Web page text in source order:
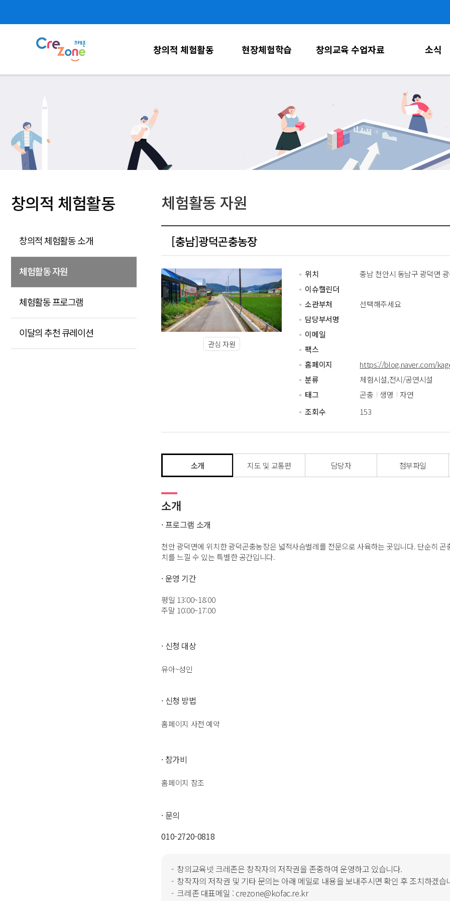
창의적 체험활동 현장체험학습 창의교육 수업자료 소식
창의적 체험활동
창의적 체험활동 소개
체험활동 자원
체험활동 프로그램
이달의 추천 큐레이션
체험활동 자원
[충남]광덕곤충농장
관심 자원
위치
충남 천안시 동남구 광덕면
이슈캘린더
소관부처
선택해주세요
담당부서명
이메일
팩스
홈페이지
https://blog.naver.com/
분류
체험시설,전시/공연시설
태그
곤충 생명
자연
조회수
153
소개 지도 및 교통편 담당자 첨부파일
소개
· 프로그램 소개
천안 광덕면에 위치한 광덕곤충농장은 넓적사슴벌레를 전문으로 사육하는 곳입니다. 단순히
치를 느낄 수 있는 특별한 공간입니다.
· 운영 기간
평일 13:00~18:00
주말 10:00~17:00
· 신청 대상
유아~성인
· 신청 방법
홈페이지 사전 예약
· 참가비
홈페이지 참조
· 문의
010-2720-0818
창의교육넷 크레존은 창작자의 저작권을 존중하여 운영하고 있습니다.
창작자의 저작권 및 기타 문의는 아래 메일로 내용을 보내주시면 확인 후 조치하겠습
크레존 대표메일 : crezone@kofac.re.kr